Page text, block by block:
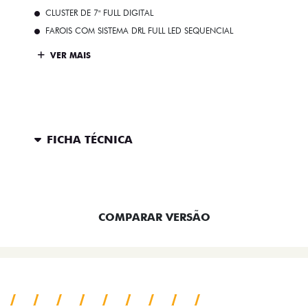
CLUSTER DE 7" FULL DIGITAL
FAROIS COM SISTEMA DRL FULL LED SEQUENCIAL
VER MAIS
FICHA TÉCNICA
COMPARAR VERSÃO